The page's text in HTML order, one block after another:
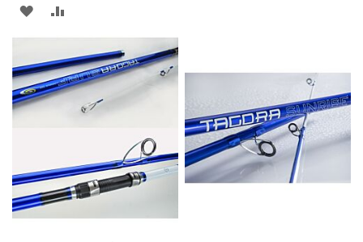
ZUR
WUNSCHLISTE
HINZUFÜGEN
VERGLEICHSLISTE
HINZUFÜGEN